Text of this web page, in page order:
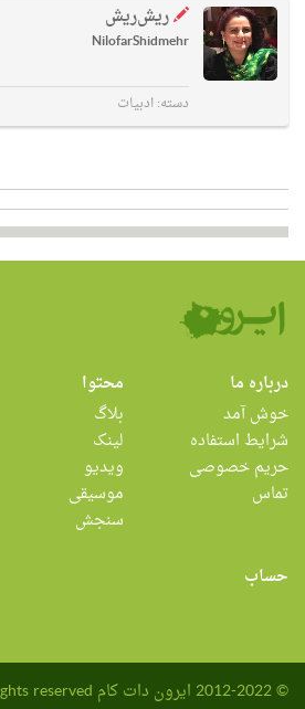
ریش‌ریش
NilofarShidmehr
دسته:ادبیات
درباره ما
خوش آمد
شرایط استفاده
حریم خصوصی
تماس
محتوا
بلاگ
لینک
ویدیو
موسیقی
سنجش
حساب
© 2012-2022 ایرون دات کام all rights reserved